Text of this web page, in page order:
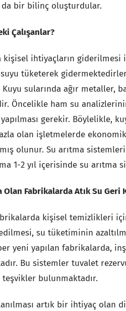
bir bilinç oluşturdular.
Çalışanlar?
kişisel ihtiyaçların giderilmesi
tüketerek
sularında ağır metaller,
Öncelikle ham su
gerekir. Böylelikle,
olan işletmelerde
olunur. Su arıtma
1-2 yıl içerisinde su
Olan Fabrikalarda Atık Su Geri
kişisel temizlikleri
su tüketiminin
yeni yapılan fabrikalarda,
Bu sistemler tuvalet
bulunmaktadır.
artık bir ihtiyaç olan